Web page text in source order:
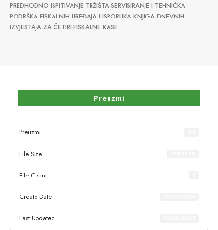
PREDHODNO ISPITIVANJE TRŽIŠTA-SERVISIRANJE I TEHNIČKA
PODRŠKA FISKALNIH UREĐAJA I ISPORUKA KNJIGA DNEVNIH
IZVJESTAJA ZA ČETIRI FISKALNE KASE
Preuzmi
Preuzmi
File Size
File Count
Create Date
Last Updated